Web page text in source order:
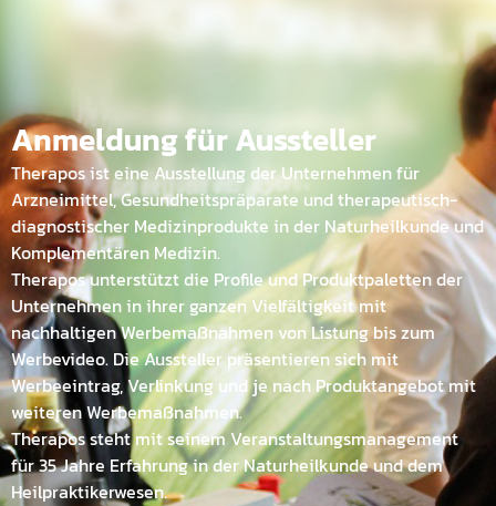
Anmeldung für Aussteller
Therapos ist eine Ausstellung der Unternehmen für
Arzneimittel, Gesundheitspräparate und therapeutisch-
diagnostischer Medizinprodukte in der Naturheilkunde und
Komplementären Medizin.
Therapos unterstützt die Profile und Produktpaletten der
Unternehmen in ihrer ganzen Vielfältigkeit mit
nachhaltigen Werbemaßnahmen von Listung bis zum
Werbevideo. Die Aussteller präsentieren sich mit
Werbeeintrag, Verlinkung und je nach Produktangebot mit
weiteren Werbemaßnahmen.
Therapos steht mit seinem Veranstaltungsmanagement
für 35 Jahre Erfahrung in der Naturheilkunde und dem
Heilpraktikerwesen.